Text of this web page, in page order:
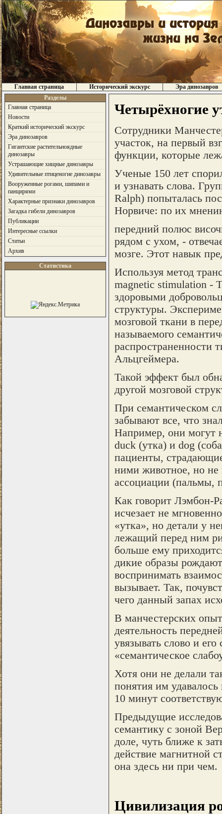
Главная страница Исторический экскурс
Эра динозавров
Разделы
Главная страница
Новости
Краткий исторический экскурс
Эра динозавров
Гигантские растительноядные
динозавры
Устрашающие хищные динозавры
Удивительные птиценогие динозавры
Вооруженные рогами, шипами и
панцирями
Характерные признаки динозавров
Загадка гибели динозавров
Публикации
Интересные ссылки
Статьи
Архив
Статистика
Четырёхногие
Сотрудники
участок, на первый
функции, которые
Ученые 150 лет
и узнавать слова.
Ralph) попыталась
Норвиче: по их
передний полюс
рядом с ухом, -
мозге. Этот навык
Используя метод
magnetic stimulation -
здоровыми
структуры.
мозговой ткани в
называемого
распространенности
Альцгеймера.
Такой эффект был
другой мозговой
При семантическом
забывают все, что
Например, они могут
duck (утка) и dog
пациенты,
ними животное, но не
ассоциации (пальмы,
Как говорит Лэмбон-
исчезает не
«утка», но детали у
лежащий перед ним
больше ему
дикие образы
воспринимать
вызывает. Так,
чего данный запах
В манчестерских
деятельность
увязывать слово и
«семантическое
Хотя они не делали
понятия им
10 минут
Предыдущие
семантику с зоной
доле, чуть ближе к
действие магнитной
она здесь ни при чем.
Цивилизация